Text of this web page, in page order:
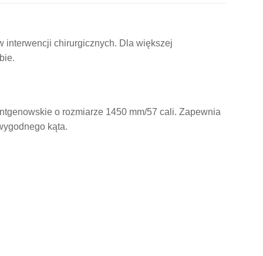
interwencji chirurgicznych. Dla większej
o rozmiarze 1450 mm/57 cali. Zapewnia
kąta.